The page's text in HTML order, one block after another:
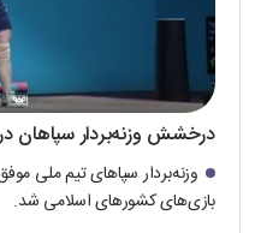
درخشش وزنه‌بردار سپاهان
وزنه‌بردار سپاهای تیم ملی
بازی‌های کشورهای اسلامی شد.